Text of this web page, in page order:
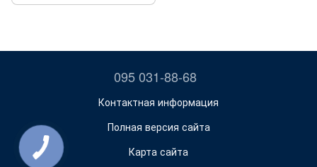
095 031-88-68
Контактная информация
Полная версия сайта
Карта сайта